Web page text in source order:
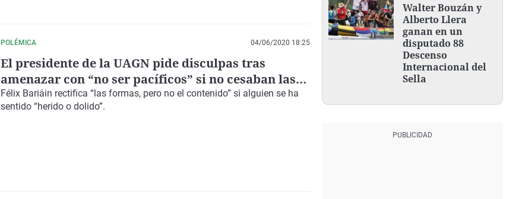
POLÉMICA 04/06/2020 18:25
El presidente de la UAGN pide disculpas tras
amenazar con “no ser pacíficos” si no cesaban las
inspecciones
Félix Bariáin rectifica “las formas, pero no el contenido” si alguien se ha
sentido “herido o dolido”.
ASTURIAS
Walter Bouzán y
Alberto Llera
ganan en un
disputado 88
Descenso
Internacional del
Sella